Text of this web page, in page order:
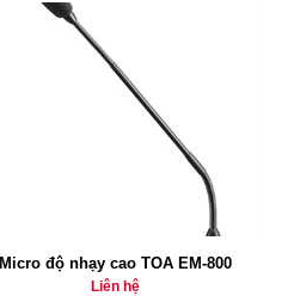
Micro độ nhạy cao TOA EM-800
Liên hệ